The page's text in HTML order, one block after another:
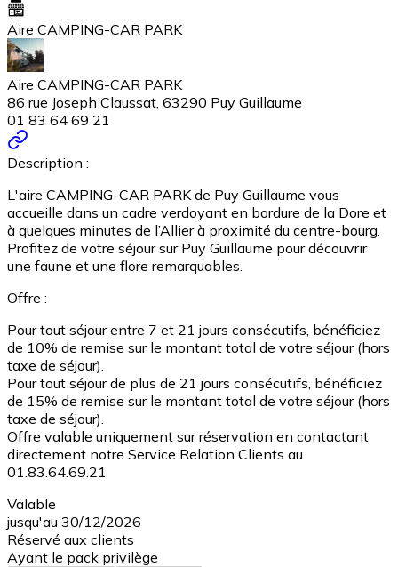
Aire CAMPING-CAR PARK
Aire CAMPING-CAR PARK
86 rue Joseph Claussat, 63290 Puy Guillaume
01 83 64 69 21
Description :
L'aire CAMPING-CAR PARK de Puy Guillaume vous
accueille dans un cadre verdoyant en bordure de la Dore et
à quelques minutes de l’Allier à proximité du centre-bourg.
Profitez de votre séjour sur Puy Guillaume pour découvrir
une faune et une flore remarquables.
Offre :
Pour tout séjour entre 7 et 21 jours consécutifs, bénéficiez
de 10% de remise sur le montant total de votre séjour (hors
taxe de séjour).
Pour tout séjour de plus de 21 jours consécutifs, bénéficiez
de 15% de remise sur le montant total de votre séjour (hors
taxe de séjour).
Offre valable uniquement sur réservation en contactant
directement notre Service Relation Clients au
01.83.64.69.21
Valable
jusqu'au 30/12/2026
Réservé aux clients
Ayant le pack privilège